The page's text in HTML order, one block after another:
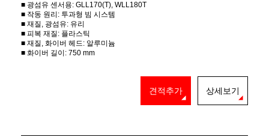
■ 광섬유 센서용: GLL170(T), WLL180T
■ 작동 원리: 투과형 빔 시스템
■ 재질, 광섬유: 유리
■ 피복 재질: 플라스틱
■ 재질, 화이버 헤드: 알루미늄
■ 화이버 길이: 750 mm
견적추가 상세보기